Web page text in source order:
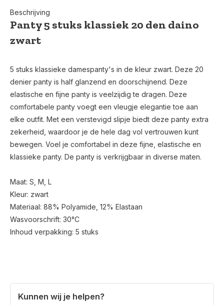
Beschrijving
Panty 5 stuks klassiek 20 den daino
zwart
5 stuks klassieke damespanty's in de kleur zwart. Deze 20
denier panty is half glanzend en doorschijnend. Deze
elastische en fijne panty is veelzijdig te dragen. Deze
comfortabele panty voegt een vleugje elegantie toe aan
elke outfit. Met een verstevigd slipje biedt deze panty extra
zekerheid, waardoor je de hele dag vol vertrouwen kunt
bewegen. Voel je comfortabel in deze fijne, elastische en
klassieke panty. De panty is verkrijgbaar in diverse maten.
Maat: S, M, L
Kleur: zwart
Materiaal: 88% Polyamide, 12% Elastaan
Wasvoorschrift: 30°C
Inhoud verpakking: 5 stuks
Kunnen wij je helpen?